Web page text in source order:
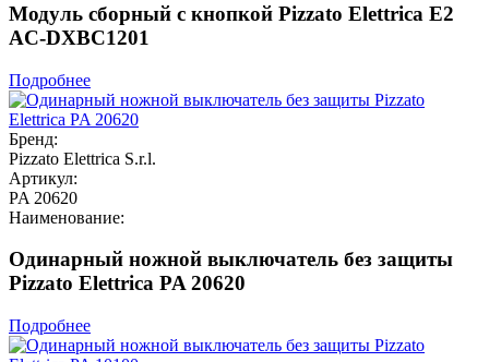
Модуль сборный с кнопкой Pizzato Elettrica E2
AC-DXBC1201
Подробнее
Бренд:
Pizzato Elettrica S.r.l.
Артикул:
PA 20620
Наименование:
Одинарный ножной выключатель без защиты
Pizzato Elettrica PA 20620
Подробнее